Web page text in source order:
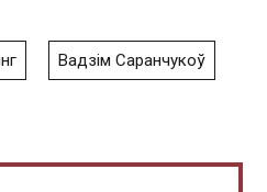
Вадзім Саранчукоў